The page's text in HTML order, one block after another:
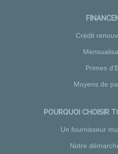
Crédit
Primes
Moyens de
POURQUOI CHOISIR
Un fournisseur
Notre